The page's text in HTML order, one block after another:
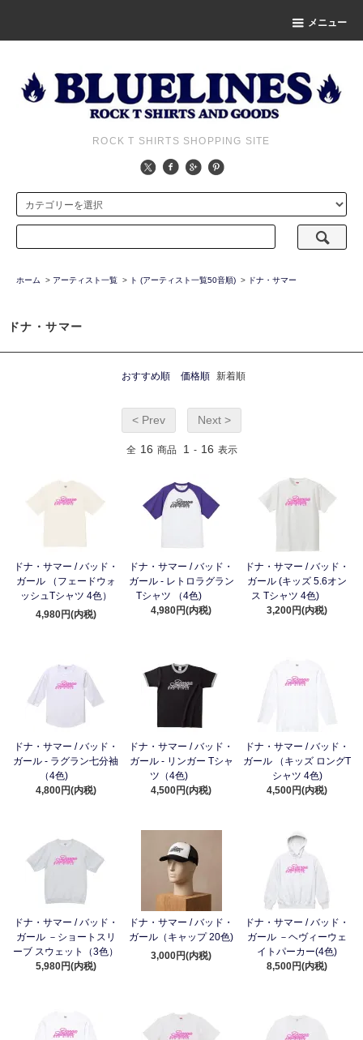
メニュー
ROCK T SHIRTS SHOPPING SITE
ホーム > アーティスト一覧 > ト (アーティスト一覧50音順) > ドナ・サマー
ドナ・サマー
おすすめ順 価格順 新着順
< Prev Next >
全 16 商品 1 - 16 表示
ドナ・サマー / バッド・
ガール （フェードウォ
ッシュTシャツ 4色）
4,980円(内税)
ドナ・サマー / バッド・
ガール - レトロラグラン
Tシャツ （4色)
4,980円(内税)
ドナ・サマー / バッド・
ガール (キッズ 5.6オン
ス Tシャツ 4色)
3,200円(内税)
ドナ・サマー / バッド・
ガール - ラグラン七分袖
（4色)
4,800円(内税)
ドナ・サマー / バッド・
ガール - リンガー Tシャ
ツ（4色)
4,500円(内税)
ドナ・サマー / バッド・
ガール （キッズ ロングT
シャツ 4色)
4,500円(内税)
ドナ・サマー / バッド・
ガール －ショートスリ
ーブ スウェット（3色）
5,980円(内税)
ドナ・サマー / バッド・
ガール（キャップ 20色)
3,000円(内税)
ドナ・サマー / バッド・
ガール －ヘヴィーウェ
イトパーカー(4色)
8,500円(内税)